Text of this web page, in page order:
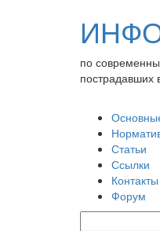
по
пострадавших
Статьи
Ссылки
Контакты
Форум